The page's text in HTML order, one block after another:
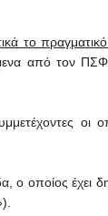
το
από τον
οι
ο οποίος έχει